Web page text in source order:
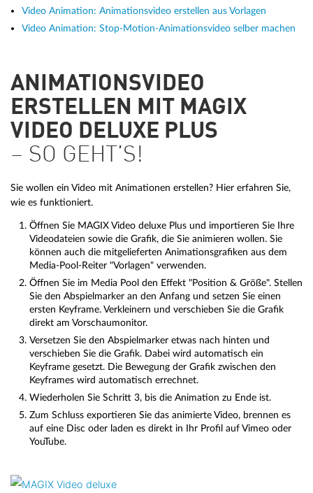
Video Animation: Animationsvideo erstellen aus Vorlagen
Video Animation: Stop-Motion-Animationsvideo selber machen
ANIMATIONSVIDEO
ERSTELLEN MIT MAGIX
VIDEO DELUXE PLUS
– SO GEHT’S!
Sie wollen ein Video mit Animationen erstellen? Hier erfahren Sie,
wie es funktioniert.
Öffnen Sie MAGIX Video deluxe Plus und importieren Sie Ihre
Videodateien sowie die Grafik, die Sie animieren wollen. Sie
können auch die mitgelieferten Animationsgrafiken aus dem
Media-Pool-Reiter "Vorlagen" verwenden.
Öffnen Sie im Media Pool den Effekt "Position & Größe". Stellen
Sie den Abspielmarker an den Anfang und setzen Sie einen
ersten Keyframe. Verkleinern und verschieben Sie die Grafik
direkt am Vorschaumonitor.
Versetzen Sie den Abspielmarker etwas nach hinten und
verschieben Sie die Grafik. Dabei wird automatisch ein
Keyframe gesetzt. Die Bewegung der Grafik zwischen den
Keyframes wird automatisch errechnet.
Wiederholen Sie Schritt 3, bis die Animation zu Ende ist.
Zum Schluss exportieren Sie das animierte Video, brennen es
auf eine Disc oder laden es direkt in Ihr Profil auf Vimeo oder
YouTube.